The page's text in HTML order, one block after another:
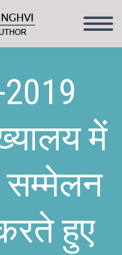
में
सम्मेलन
हुए